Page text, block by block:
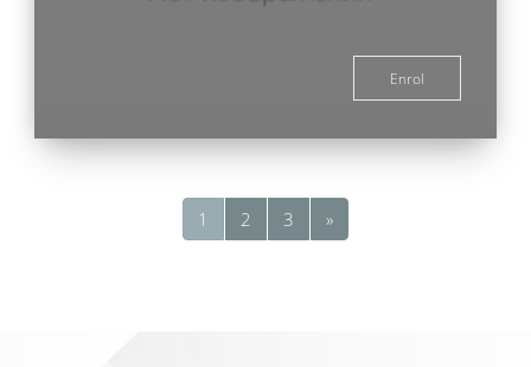
Enrol
1 Page 1
2 Page 2
3 Page 3
»Next page